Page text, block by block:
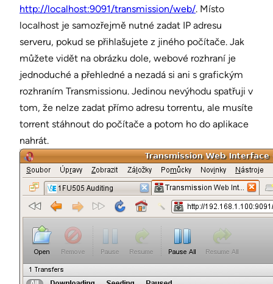
http://localhost:9091/transmission/web/. Místo
localhost je samozřejmě nutné zadat IP adresu
serveru, pokud se přihlašujete z jiného počítače. Jak
můžete vidět na obrázku dole, webové rozhraní je
jednoduché a přehledné a nezadá si ani s grafickým
rozhraním Transmissionu. Jedinou nevýhodu spatřuji v
tom, že nelze zadat přímo adresu torrentu, ale musíte
torrent stáhnout do počítače a potom ho do aplikace
nahrát.